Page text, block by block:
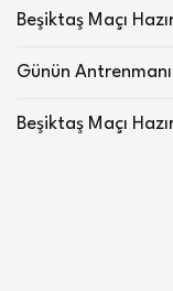
Beşiktaş Maçı
Günün
Beşiktaş Maçı